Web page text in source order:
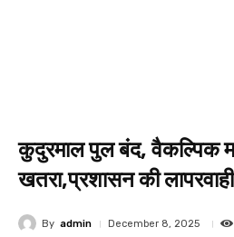
कुदुरमाल पुल बंद, वैकल्पिक
खतरा,प्रशासन की
By admin December 8, 2025